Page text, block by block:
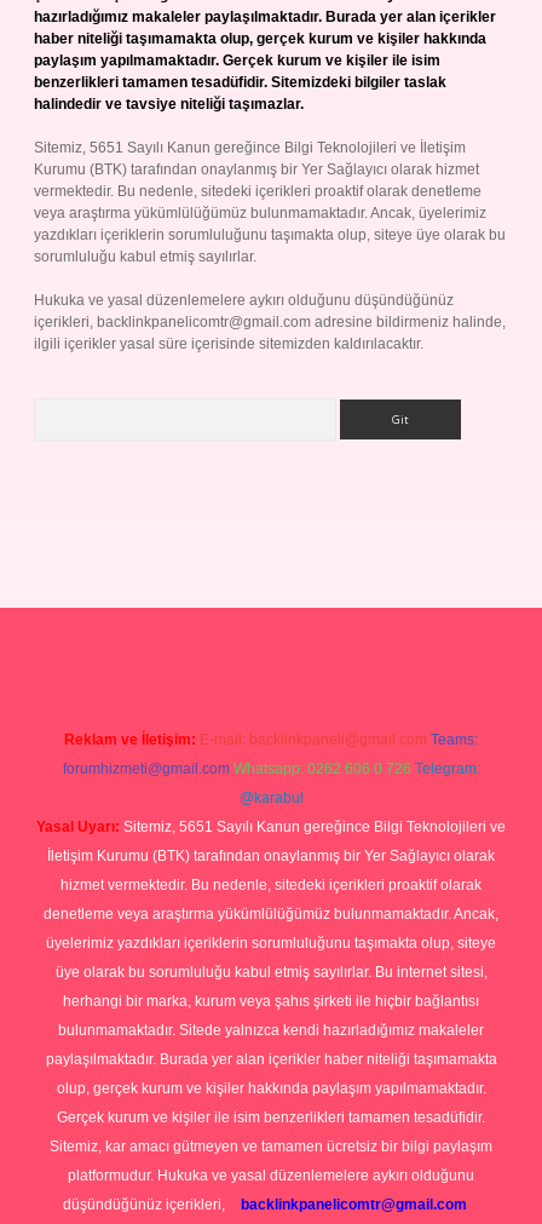
hazırladığımız makaleler paylaşılmaktadır. Burada yer alan içerikler
haber niteliği taşımamakta olup, gerçek kurum ve kişiler hakkında
paylaşım yapılmamaktadır. Gerçek kurum ve kişiler ile isim
benzerlikleri tamamen tesadüfidir. Sitemizdeki bilgiler taslak
halindedir ve tavsiye niteliği taşımazlar.
Sitemiz, 5651 Sayılı Kanun gereğince Bilgi Teknolojileri ve İletişim
Kurumu (BTK) tarafından onaylanmış bir Yer Sağlayıcı olarak hizmet
vermektedir. Bu nedenle, sitedeki içerikleri proaktif olarak denetleme
veya araştırma yükümlülüğümüz bulunmamaktadır. Ancak, üyelerimiz
yazdıkları içeriklerin sorumluluğunu taşımakta olup, siteye üye olarak bu
sorumluluğu kabul etmiş sayılırlar.
Hukuka ve yasal düzenlemelere aykırı olduğunu düşündüğünüz
içerikleri, backlinkpanelicomtr@gmail.com adresine bildirmeniz halinde,
ilgili içerikler yasal süre içerisinde sitemizden kaldırılacaktır.
Reklam ve İletişim: E-mail: backlinkpaneli@gmail.com Teams:
forumhizmeti@gmail.com Whatsapp: 0262 606 0 726 Telegram:
@karabul
Yasal Uyarı: Sitemiz, 5651 Sayılı Kanun gereğince Bilgi Teknolojileri ve
İletişim Kurumu (BTK) tarafından onaylanmış bir Yer Sağlayıcı olarak
hizmet vermektedir. Bu nedenle, sitedeki içerikleri proaktif olarak
denetleme veya araştırma yükümlülüğümüz bulunmamaktadır. Ancak,
üyelerimiz yazdıkları içeriklerin sorumluluğunu taşımakta olup, siteye
üye olarak bu sorumluluğu kabul etmiş sayılırlar. Bu internet sitesi,
herhangi bir marka, kurum veya şahıs şirketi ile hiçbir bağlantısı
bulunmamaktadır. Sitede yalnızca kendi hazırladığımız makaleler
paylaşılmaktadır. Burada yer alan içerikler haber niteliği taşımamakta
olup, gerçek kurum ve kişiler hakkında paylaşım yapılmamaktadır.
Gerçek kurum ve kişiler ile isim benzerlikleri tamamen tesadüfidir.
Sitemiz, kar amacı gütmeyen ve tamamen ücretsiz bir bilgi paylaşım
platformudur. Hukuka ve yasal düzenlemelere aykırı olduğunu
düşündüğünüz içerikleri,
backlinkpanelicomtr@gmail.com